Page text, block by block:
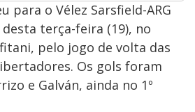
para o Vélez Sarsfield-ARG
terça-feira (19), no
pelo jogo de volta das
Os gols foram
e Galván, ainda no 1º